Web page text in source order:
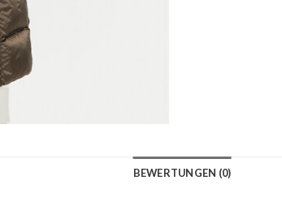
BEWERTUNGEN (0)